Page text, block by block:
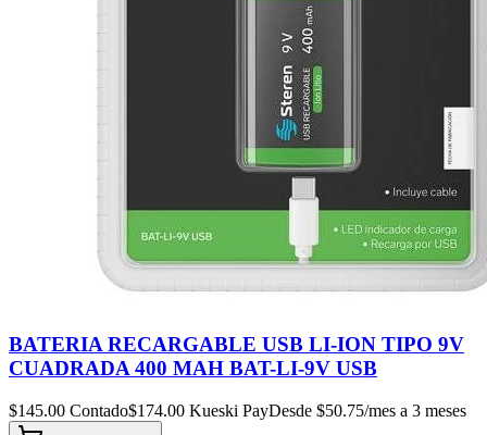
BATERIA RECARGABLE USB LI-ION TIPO 9V
CUADRADA 400 MAH BAT-LI-9V USB
$145.00 Contado$174.00 Kueski PayDesde $50.75/mes a 3 meses